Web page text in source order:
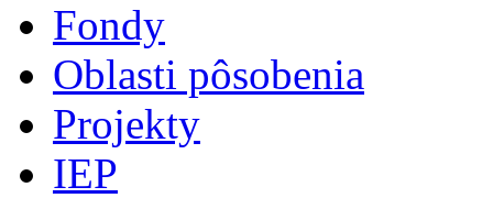
Fondy
Oblasti pôsobenia
Projekty
IEP